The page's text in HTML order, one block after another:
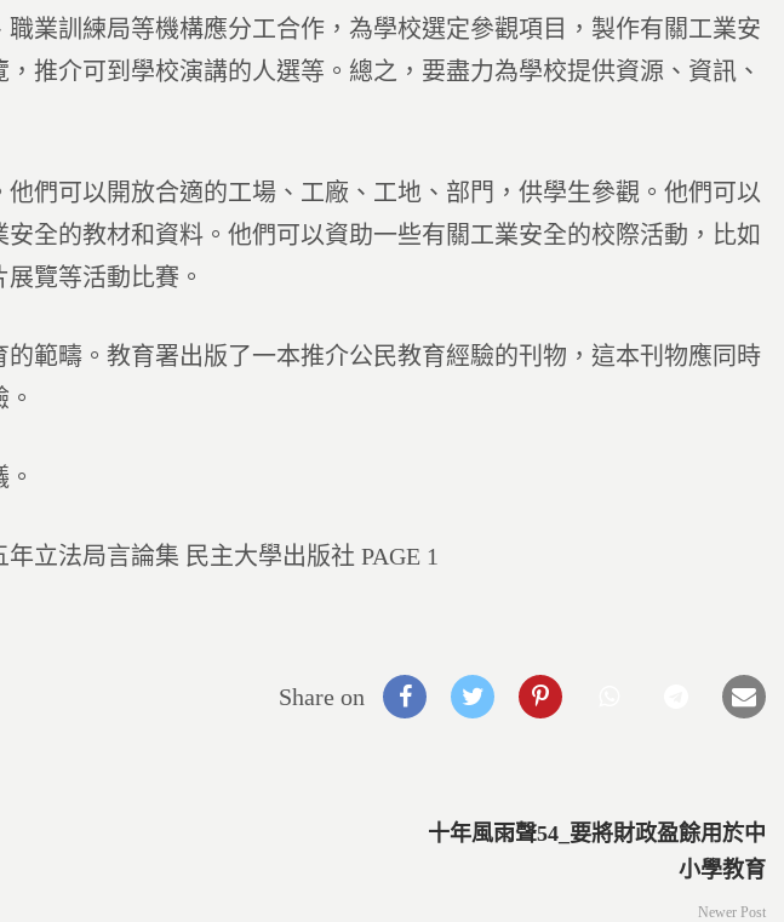
業訓練局等機構應分工合作，為學校選定參觀項目，製作有關工業安
推介可到學校演講的人選等。總之，要盡力為學校提供資源、資訊、
們可以開放合適的工場、工廠、工地、部門，供學生參觀。他們可以
全的教材和資料。他們可以資助一些有關工業安全的校際活動，比如
覽等活動比賽。
範疇。教育署出版了一本推介公民教育經驗的刊物，這本刊物應同時
立法局言論集 民主大學出版社 PAGE 1
Share on
十年風雨聲54_要將財政盈餘用於中
小學教育
Newer Post